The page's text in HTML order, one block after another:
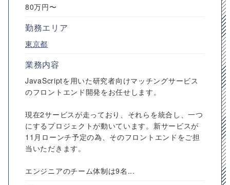
80万円〜
勤務エリア
東京都
業務内容
JavaScriptを用いた研究者向けマッチングサービス
のフロントエンド開発をお任せします。
現在2サービスが走っており、それらを統合し、一つ
にするプロジェクトが動いています。新サービスが
11月ローンチ予定の為、そのフロントエンドをご担
当いただきます。
エンジニアのチーム体制は9名...